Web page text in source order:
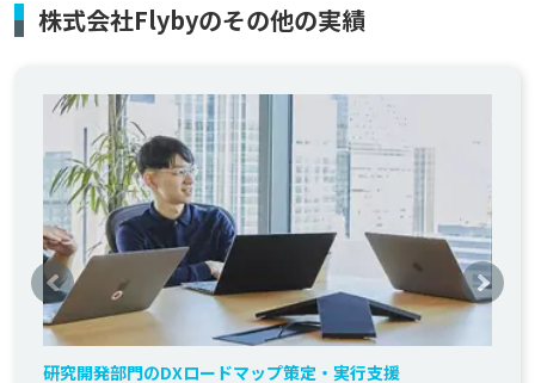
株式会社Flybyのその他の実績
研究開発部門のDXロードマップ策定・実行支援